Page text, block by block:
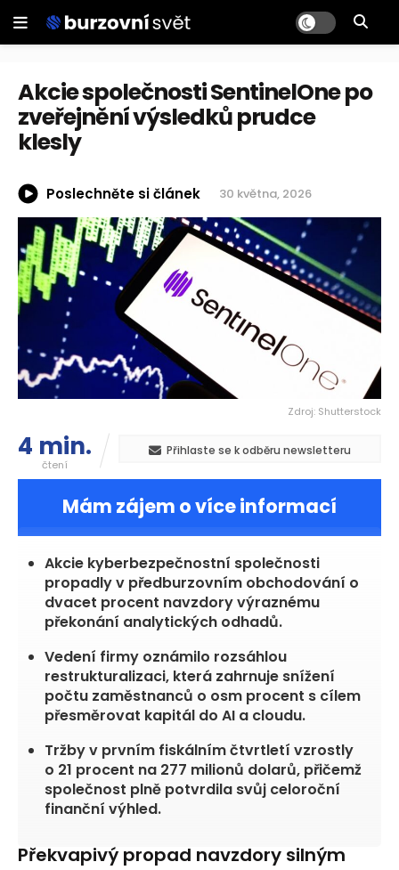
Akcie společnosti SentinelOne po
zveřejnění výsledků prudce
klesly
Poslechněte si článek 30 května, 2026
Zdroj: Shutterstock
4 min.
čtení
Přihlaste se k odběru newsletteru
Mám zájem o více informací
S21,40 +3,08 %
Akcie kyberbezpečnostní společnosti
propadly v předburzovním obchodování o
dvacet procent navzdory výraznému
překonání analytických odhadů.
Vedení firmy oznámilo rozsáhlou
restrukturalizaci, která zahrnuje snížení
počtu zaměstnanců o osm procent s cílem
přesměrovat kapitál do AI a cloudu.
Tržby v prvním fiskálním čtvrtletí vzrostly
o 21 procent na 277 milionů dolarů, přičemž
společnost plně potvrdila svůj celoroční